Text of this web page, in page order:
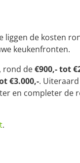
liggen de kosten
keukenfronten.
rond de€900,- tot
€3.000,-.
en completer de
.